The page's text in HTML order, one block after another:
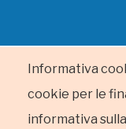
Informativa
cookie per le
informativa